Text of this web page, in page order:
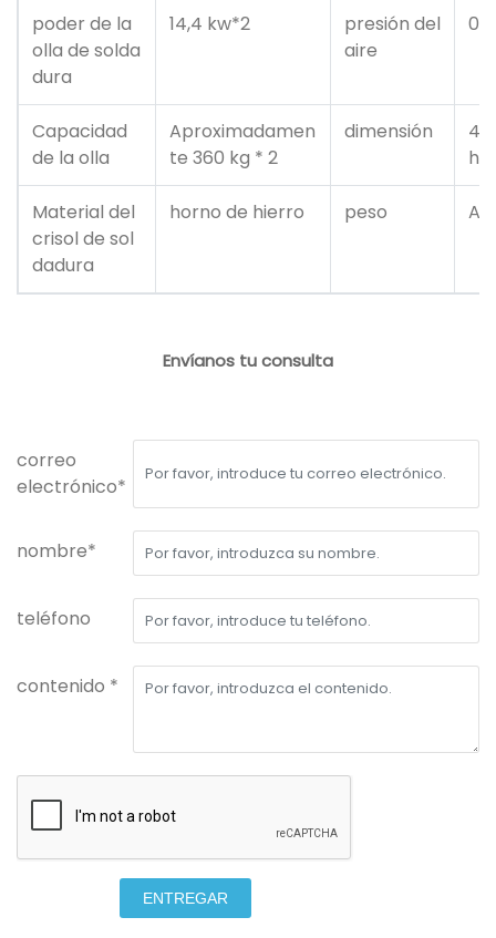
poder de la
olla de solda
dura
14,4 kw*2
presión del
aire
Capacidad
de la olla
Aproximadamen
te 360 ​​kg * 2
dimensión
Material del
crisol de sol
dadura
horno de hierro peso
Envíanos tu consulta
correo
electrónico*
nombre*
teléfono
contenido *
ENTREGAR